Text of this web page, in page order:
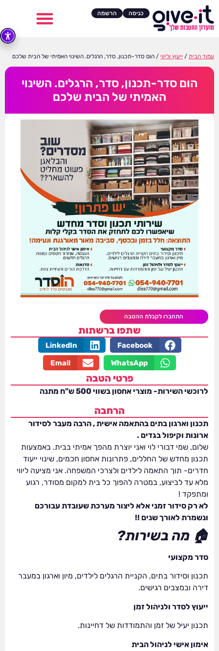
כניסה הרשמה
עמוד הבית / ייעוץ וליווי / הום סדר-תכנון, סדר, הרגלים. השינוי האמיתי של הבית שלכם
הום סדר-תכנון, סדר, הרגלים. השינוי
האמיתי של הבית שלכם
התחברו לקבלת ההטבה
שתפו ברשתות
Facebook
LinkedIn
WhatsApp
Email
פרטי הטבה
לרוכשי השירות- מוצרי אחסון בשווי 500 ש"ח מתנה
הרחבה
תכנון וארגון בתים בהתאמה אישית , הרבה מעבר לסידור
ארונות וקיפול בגדים .
שלום, שמי דבורי לוי ואני יוצרת מהפך אמיתי בבית. באמצעות
תכנון מחדש של החללים, פתרונות אחסון חכמים, שינוי ייעוד
חדרים- תוך התאמה לילדים ולצרכי המשפחה. אני מציעה ליווי
מלא עד לביצוע, במטרה להפוך כל בית למקום מסודר, רגוע
ומתפקד !
לא רק סידור זמני אלא ליצור מערכת שעובדת עבורכם
ונשמרת לאורך שנים !!
🏠 מה בשירות?
סדר מקצועי
תכנון וסידור בתים, הקניית הרגלים לילדים, מיון וארגון במעבר
דירה ובמצבים רגישים.
ייעוץ לסדר ולניהול זמן
תכנון יעיל של זמן והתמודדות של דחיינות.
אימון אישי לניהול הבית